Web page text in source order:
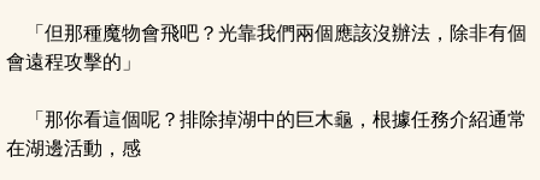
「但那種魔物會飛吧？光靠我們兩個應該沒辦法，除非有個
會遠程攻擊的」
「那你看這個呢？排除掉湖中的巨木龜，根據任務介紹通常
在湖邊活動，感